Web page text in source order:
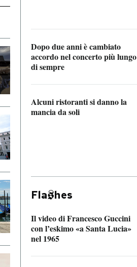
Dopo due anni è cambiato
accordo nel concerto più lungo
di sempre
Alcuni ristoranti si danno la
mancia da soli
Fla hes
Il video di Francesco Guccini
con l’eskimo «a Santa Lucia»
nel 1965